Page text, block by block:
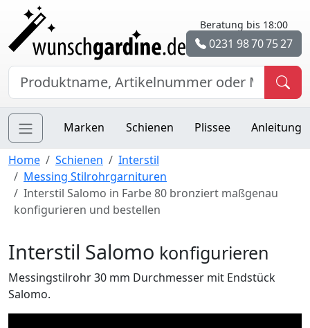
Beratung bis 18:00
0231 98 70 75 27
Marken Schienen Plissee Anleitung
Home Schienen
Interstil
Messing Stilrohrgarnituren
Interstil Salomo in Farbe 80 bronziert maßgenau
konfigurieren und bestellen
Interstil Salomo konfigurieren
Messingstilrohr 30 mm Durchmesser mit Endstück
Salomo.